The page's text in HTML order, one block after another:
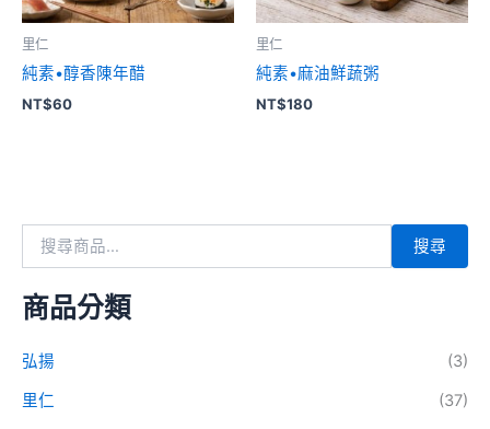
里仁
純素•醇香陳年醋
NT$60
里仁
純素•麻油鮮蔬粥
NT$180
搜尋
商品分類
弘揚
(3)
里仁
(37)